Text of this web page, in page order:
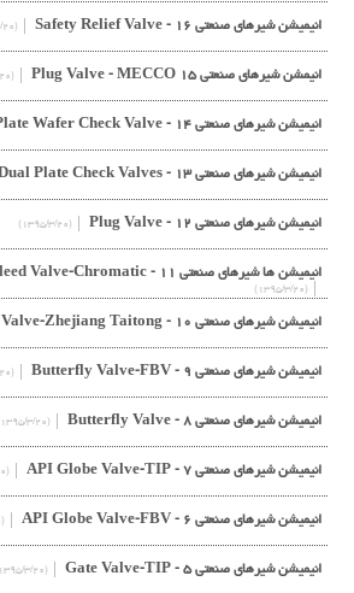
انیمیشن شیرهای صنعتی ۱۶ - Safety Relief Valve (۱۳۹۵/۳/۲۰)
انیمشن شیرهای صنعتی ۱۵ Plug Valve - MECCO (۱۳۹۵/۳/۲۰)
انیمیشن شیرهای صنعتی ۱۴ - Dual Plate Wafer Check Valve
انیمیشن شیرهای صنعتی ۱۳ - Dual Plate Check Valves
انیمیشن شیرهای صنعتی ۱۲ - Plug Valve (۱۳۹۵/۳/۲۰)
انیمیشن ها شیرهای صنعتی ۱۱ - Double Block Bleed Valve-Chromatic
(۱۳۹۵/۳/۲۰)
انیمیشن شیرهای صنعتی ۱۰ - Butterfly Valve-Zhejiang Taitong
انیمیشن شیرهای صنعتی ۹ - Butterfly Valve-FBV (۱۳۹۵/۳/۲۰)
انیمیشن شیرهای صنعتی ۸ - Butterfly Valve (۱۳۹۵/۳/۲۰)
انیمیشن شیرهای صنعتی ۷ - API Globe Valve-TIP (۱۳۹۵/۳/۲۰)
انیمیشن شیرهای صنعتی ۶ - API Globe Valve-FBV (۱۳۹۵/۳/۲۰)
انیمیشن شیرهای صنعتی ۵ - Gate Valve-TIP (۱۳۹۵/۳/۲۰)